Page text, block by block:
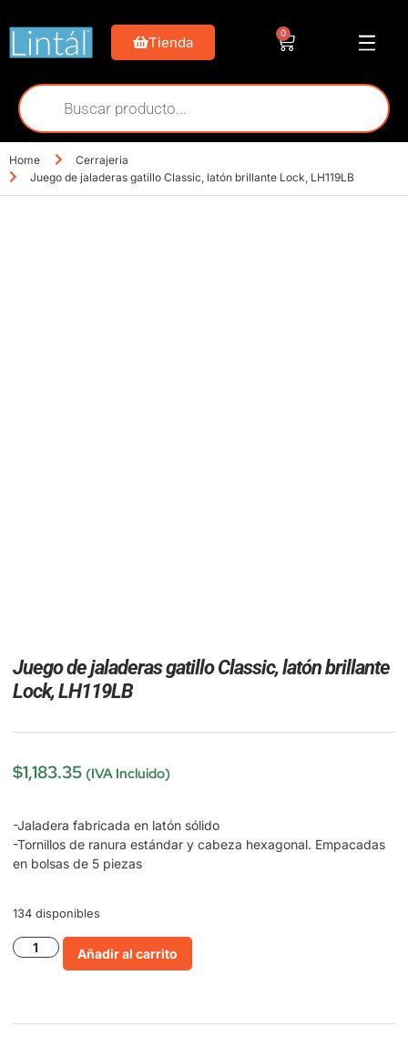
Tienda
0
Home
Cerrajeria
Juego de jaladeras gatillo Classic, latón brillante Lock, LH119LB
Juego de jaladeras gatillo Classic, latón brillante
Lock, LH119LB
$1,183.35 (IVA Incluido)
-Jaladera fabricada en latón sólido
-Tornillos de ranura estándar y cabeza hexagonal. Empacadas
en bolsas de 5 piezas
134 disponibles
Añadir al carrito